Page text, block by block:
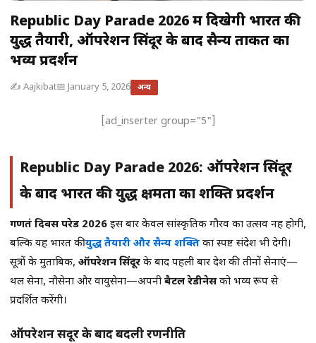
Republic Day Parade 2026 में दिखेगी भारत की
युद्ध तैयारी, ऑपरेशन सिंदूर के बाद सैन्य ताकत का
भव्य प्रदर्शन
✍️ Aajkibat📅 January 5, 2026 अन्य
[ad_inserter group="5"]
Republic Day Parade 2026: ऑपरेशन सिंदूर
के बाद भारत की युद्ध क्षमता का शक्ति प्रदर्शन
गणतंत्र दिवस परेड 2026 इस बार केवल सांस्कृतिक गौरव का उत्सव नहीं होगी,
बल्कि यह भारत कीयुद्ध तैयारी और सैन्य शक्ति का स्पष्ट संदेश भी देगी।
सूत्रों के मुताबिक, ऑपरेशन सिंदूर के बाद पहली बार देश की तीनों सेनाएं—
थल सेना, नौसेना और वायुसेना—अपनी बैटल रेडीनेसको भव्य रूप से
प्रदर्शित करेंगी।
ऑपरेशन सिंदूर के बाद बदली रणनीति